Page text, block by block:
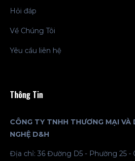
Hỏi đáp
Về Chúng Tôi
Yêu cầu liên hệ
Thông Tin
CÔNG TY TNHH THƯƠNG MẠI VÀ
NGHỆ D&H
Địa chỉ: 36 Đường D5 - Phường 25 -